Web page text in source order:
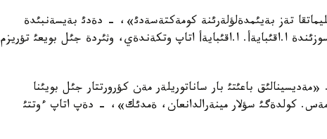
تةز بةيئمدةلؤلةرئنة كومةكتةسةدئ»، - دةدئ بةيسةنبئدة
ا.اقئبايةأ. ا.اقئبايةأ اتاپ وتكةندةي، وثئردة جئل بويعئ تؤريزم
باعئتئ بار ساناتوريلةر مةن كؤرورتتار جئل بويئنا
تولادئ، تةك جئلئنا 2 رةت ةمةس. كولدةگئ سؤلار مينةرالدانعان، ةمدئك»، - دةپ اتاپ ءوتتئ